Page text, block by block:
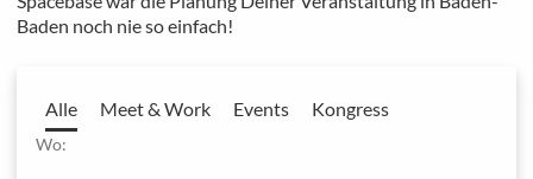
Baden noch nie so einfach!
Alle Meet & Work Events Kongress
Wo: